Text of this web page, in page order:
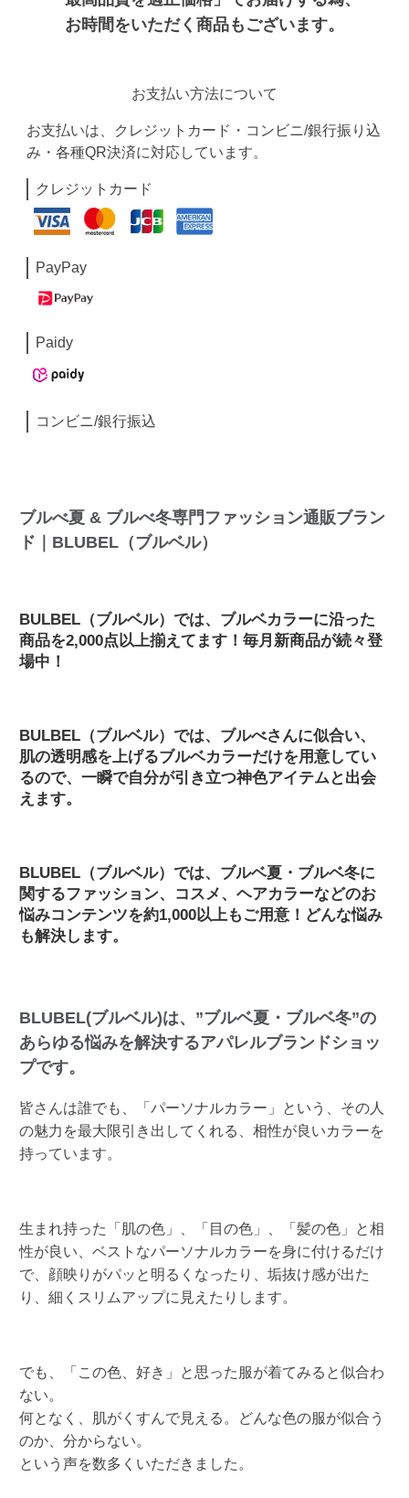
お時間をいただく商品もございます。
お支払い方法について
お支払いは、クレジットカード・コンビニ/銀行振り込
み・各種QR決済に対応しています。
クレジットカード
PayPay
Paidy
コンビニ/銀行振込
ブルべ夏 & ブルべ冬専門ファッション通販ブラン
ド｜BLUBEL（ブルベル）
BULBEL（ブルベル）では、ブルベカラーに沿った
商品を2,000点以上揃えてます！毎月新商品が続々登
場中！
BULBEL（ブルベル）では、ブルべさんに似合い、
肌の透明感を上げるブルベカラーだけを用意してい
るので、一瞬で自分が引き立つ神色アイテムと出会
えます。
BLUBEL（ブルベル）では、ブルベ夏・ブルベ冬に
関するファッション、コスメ、ヘアカラーなどのお
悩みコンテンツを約1,000以上もご用意！どんな悩み
も解決します。
BLUBEL(ブルベル)は、”ブルベ夏・ブルベ冬”の
あらゆる悩みを解決するアパレルブランドショッ
プです。
皆さんは誰でも、「パーソナルカラー」という、その人
の魅力を最大限引き出してくれる、相性が良いカラーを
持っています。
生まれ持った「肌の色」、「目の色」、「髪の色」と相
性が良い、ベストなパーソナルカラーを身に付けるだけ
で、顔映りがパッと明るくなったり、垢抜け感が出た
り、細くスリムアップに見えたりします。
でも、「この色、好き」と思った服が着てみると似合わ
ない。
何となく、肌がくすんで見える。どんな色の服が似合う
のか、分からない。
という声を数多くいただきました。